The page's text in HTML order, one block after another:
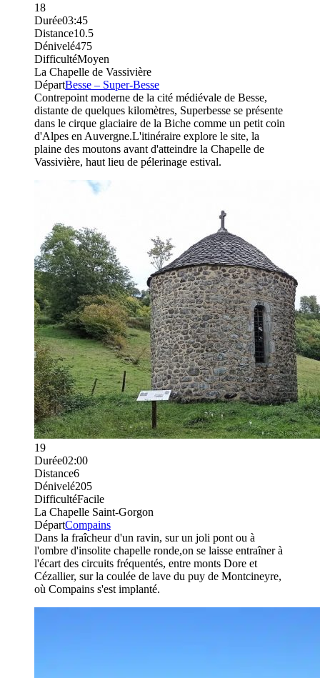
18
Durée03:45
Distance10.5
Dénivelé475
DifficultéMoyen
La Chapelle de Vassivière
DépartBesse – Super-Besse
Contrepoint moderne de la cité médiévale de Besse,
distante de quelques kilomètres, Superbesse se présente
dans le cirque glaciaire de la Biche comme un petit coin
d'Alpes en Auvergne.L'itinéraire explore le site, la
plaine des moutons avant d'atteindre la Chapelle de
Vassivière, haut lieu de pélerinage estival.
19
Durée02:00
Distance6
Dénivelé205
DifficultéFacile
La Chapelle Saint-Gorgon
DépartCompains
Dans la fraîcheur d'un ravin, sur un joli pont ou à
l'ombre d'insolite chapelle ronde,on se laisse entraîner à
l'écart des circuits fréquentés, entre monts Dore et
Cézallier, sur la coulée de lave du puy de Montcineyre,
où Compains s'est implanté.